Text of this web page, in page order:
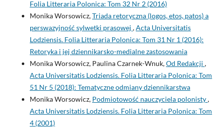
Folia Litteraria Polonica: Tom 32 Nr 2 (2016)
Monika Worsowicz,Triada retoryczna (logos, etos, patos) a
perswazyjność sylwetki prasowej ,Acta Universitatis
Lodziensis. Folia Litteraria Polonica: Tom 31 Nr 1 (2016):
Retoryka i jej dziennikarsko-medialne zastosowania
Monika Worsowicz, Paulina Czarnek-Wnuk,Od Redakcji ,
Acta Universitatis Lodziensis. Folia Litteraria Polonica: Tom
51 Nr 5 (2018): Tematyczne odmiany dziennikarstwa
Monika Worsowicz, Podmiotowość nauczyciela polonisty,
Acta Universitatis Lodziensis. Folia Litteraria Polonica: Tom
4 (2001)